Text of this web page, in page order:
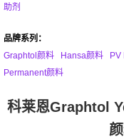
助剂
品牌系列：
Graphtol颜料
Hansa颜料 PV
Permanent颜料
科莱恩Graphtol